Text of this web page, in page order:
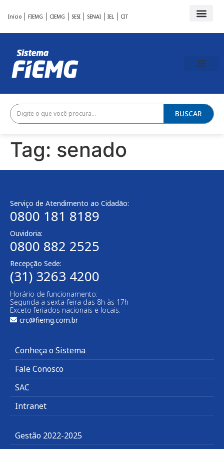
Início FIEMG CIEMG SESI SENAI IEL CIT
BUSCAR
Tag: senado
Serviço de Atendimento ao Cidadão:
0800 181 8189
Ouvidoria:
0800 882 2525
Recepção Sede:
(31) 3263 4200
Horário de funcionamento:
Segunda a sexta-feira das 8h às 17h
Exceto feriados nacionais e locais.
crc@fiemg.com.br
Conheça o Sistema
Fale Conosco
SAC
Intranet
Gestão 2022-2025